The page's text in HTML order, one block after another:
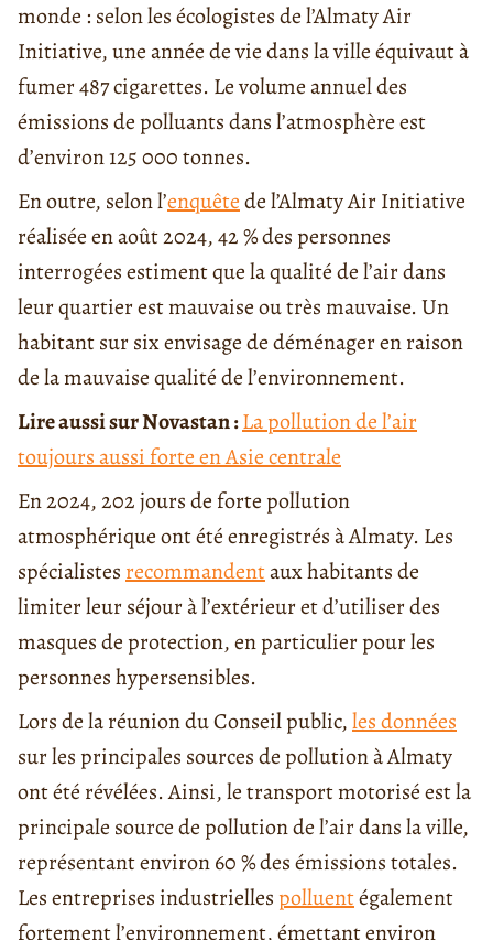
monde : selon les écologistes de l’Almaty Air
Initiative, une année de vie dans la ville équivaut à
fumer 487 cigarettes. Le volume annuel des
émissions de polluants dans l’atmosphère est
d’environ 125 000 tonnes.
En outre, selon l’enquêtede l’Almaty Air Initiative
réalisée en août 2024, 42 % des personnes
interrogées estiment que la qualité de l’air dans
leur quartier est mauvaise ou très mauvaise. Un
habitant sur six envisage de déménager en raison
de la mauvaise qualité de l’environnement.
Lire aussi sur Novastan :La pollution de l’air
toujours aussi forte en Asie centrale
En 2024, 202 jours de forte pollution
atmosphérique ont été enregistrés à Almaty. Les
spécialistes recommandentaux habitants de
limiter leur séjour à l’extérieur et d’utiliser des
masques de protection, en particulier pour les
personnes hypersensibles.
Lors de la réunion du Conseil public,les données
sur les principales sources de pollution à Almaty
ont été révélées. Ainsi, le transport motorisé est la
principale source de pollution de l’air dans la ville,
représentant environ 60 % des émissions totales.
Les entreprises industriellespolluentégalement
fortement l’environnement, émettant environ